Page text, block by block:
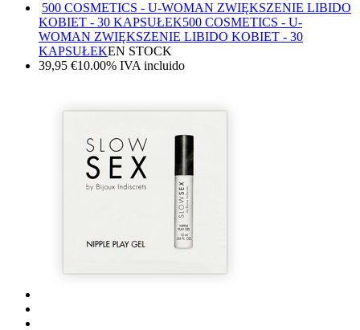
500 COSMETICS - U-WOMAN ZWIĘKSZENIE LIBIDO
KOBIET - 30 KAPSUŁEK500 COSMETICS - U-
WOMAN ZWIĘKSZENIE LIBIDO KOBIET - 30
KAPSUŁEKEN STOCK
39,95 €10.00% IVA incluido